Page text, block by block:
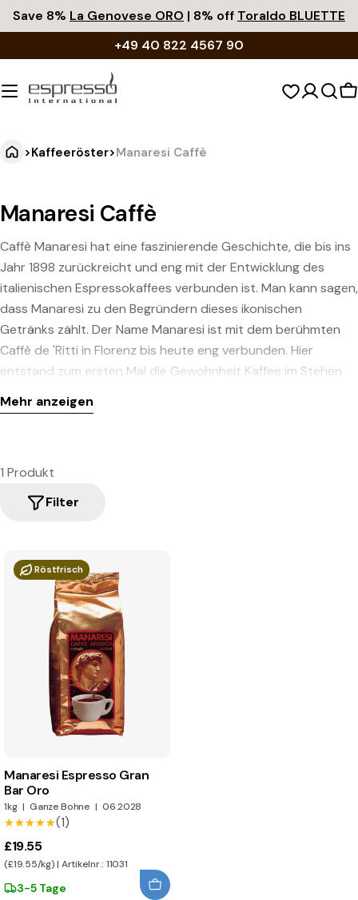
Zum
Inhalt
Save 8% La Genovese ORO | 8% off Toraldo BLUETTE
+49 40 822 4567 90
>Kaffeeröster>Manaresi Caffè
Manaresi Caffè
Caffè Manaresi hat eine faszinierende Geschichte, die bis ins
Jahr 1898 zurückreicht und eng mit der Entwicklung des
italienischen Espressokaffees verbunden ist. Man kann sagen,
dass Manaresi zu den Begründern dieses ikonischen
Getränks zählt. Der Name Manaresi ist mit dem berühmten
Caffè de 'Ritti in Florenz bis heute eng verbunden. Hier
entstand zum ersten Mal die Gewohnheit Kaffee im Stehen
schnellen Genusses wird heute weltweit geschätzt.
vermittelt durch ihren Espresso nicht nur den Geschmack,
Mehr anzeigen
1 Produkt
Filter
Röstfrisch
Manaresi Espresso Gran
Bar Oro
1kg | Ganze Bohne | 06.2028
★★★★★
★★★★★(1)
£19.55
(£19.55/kg) | Artikelnr.: 11031
3-5 Tage